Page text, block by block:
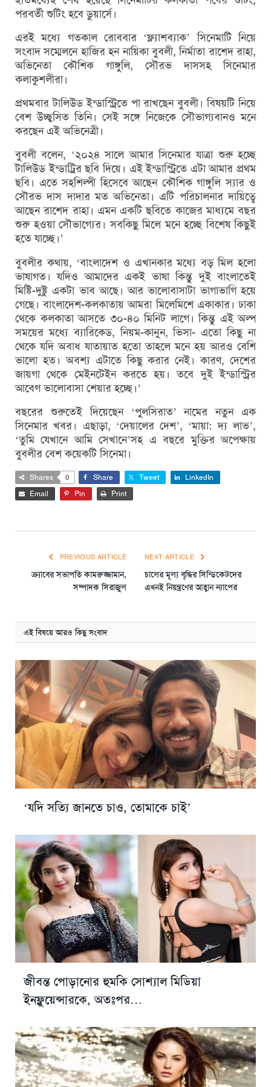
পরবর্তী শুটিং হবে ডুয়ার্সে।
এরই মধ্যে গতকাল রোববার ‘ফ্ল্যাশব্যাক’ সিনেমাটি নিয়ে
সংবাদ সম্মেলনে হাজির হন নায়িকা বুবলী, নির্মাতা রাশেদ রাহা,
অভিনেতা কৌশিক গাঙ্গুলি, সৌরভ দাসসহ সিনেমার
কলাকুশলীরা।
প্রথমবার টালিউড ইন্ডাস্ট্রিতে পা রাখছেন বুবলী। বিষয়টি নিয়ে
বেশ উচ্ছ্বসিত তিনি। সেই সঙ্গে নিজেকে সৌভাগ্যবানও মনে
করছেন এই অভিনেত্রী।
বুবলী বলেন, ‘২০২৪ সালে আমার সিনেমার যাত্রা শুরু হচ্ছে
টালিউড ইন্ডাট্রির ছবি দিয়ে। এই ইন্ডাস্ট্রিতে এটা আমার প্রথম
ছবি। এতে সহশিল্পী হিসেবে আছেন কৌশিক গাঙ্গুলি স্যার ও
সৌরভ দাস দাদার মত অভিনেতা। এটি পরিচালনার দায়িত্বে
আছেন রাশেদ রাহা। এমন একটি ছবিতে কাজের মাধ্যমে বছর
শুরু হওয়া সৌভাগ্যের। সবকিছু মিলে মনে হচ্ছে বিশেষ কিছুই
হতে যাচ্ছে।’
বুবলীর কথায়, ‘বাংলাদেশ ও এখানকার মধ্যে বড় মিল হলো
ভাষাগত। যদিও আমাদের একই ভাষা কিন্তু দুই বাংলাতেই
মিষ্টি-দুষ্টু একটা ভাব আছে। আর ভালোবাসাটা ভাগাভাগি হয়ে
গেছে। বাংলাদেশ-কলকাতায় আমরা মিলেমিশে একাকার। ঢাকা
থেকে কলকাতা আসতে ৩০-৪০ মিনিট লাগে। কিন্তু এই অল্প
সময়ের মধ্যে ব্যারিকেড, নিয়ম-কানুন, ভিসা- এতো কিছু না
থেকে যদি অবাধ যাতায়াত হতো তাহলে মনে হয় আরও বেশি
ভালো হত। অবশ্য এটাতে কিছু করার নেই। কারণ, দেশের
জায়গা থেকে মেইনটেইন করতে হয়। তবে দুই ইন্ডাস্ট্রির
আবেগ ভালোবাসা শেয়ার হচ্ছে।’
বছরের শুরুতেই দিয়েছেন ‘পুলসিরাত’ নামের নতুন এক
সিনেমার খবর। এছাড়া, ‘দেয়ালের দেশ’, ‘মায়া: দ্য লাভ’,
‘তুমি যেখানে আমি সেখানে’সহ এ বছরে মুক্তির অপেক্ষায়
বুবলীর বেশ কয়েকটি সিনেমা।
Shares 0 Share Tweet
LinkedIn
Email
Pin Print
PREVIOUS ARTICLE
ক্র্যাবের সভাপতি কামরুজ্জামান,
সম্পাদক সিরাজুল
NEXT ARTICLE
চালের মূল্য বৃদ্ধির সিন্ডিকেটদের
এখনই নিয়ন্ত্রণের আহ্বান ন্যাপের
এই বিষয়ে আরও কিছু সংবাদ
‘যদি সত্যি জানতে চাও, তোমাকে চাই’
জীবন্ত পোড়ানোর হুমকি সোশ্যাল মিডিয়া
ইনফ্লুয়েন্সারকে, অতঃপর…